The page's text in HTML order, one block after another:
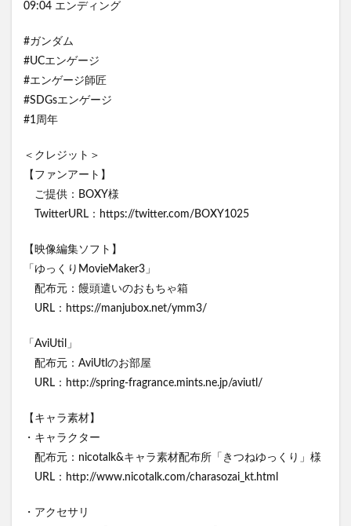
09:04 エンディング
#ガンダム
#UCエンゲージ
#エンゲージ師匠
#SDGsエンゲージ
#1周年
＜クレジット＞
【ファンアート】
ご提供：BOXY様
TwitterURL：https://twitter.com/BOXY1025
【映像編集ソフト】
「ゆっくりMovieMaker3」
配布元：饅頭遣いのおもちゃ箱
URL：https://manjubox.net/ymm3/
「AviUtil」
配布元：AviUtlのお部屋
URL：http://spring-fragrance.mints.ne.jp/aviutl/
【キャラ素材】
・キャラクター
配布元：nicotalk&キャラ素材配布所「きつねゆっくり」様
URL：http://www.nicotalk.com/charasozai_kt.html
・アクセサリ